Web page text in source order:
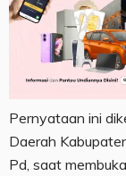
Pernyataan ini
Daerah
Pd, saat